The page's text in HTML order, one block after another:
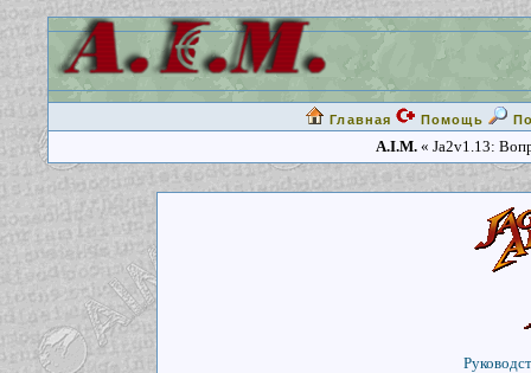
Главная Помощь
A.I.M.« Ja2v1.13: